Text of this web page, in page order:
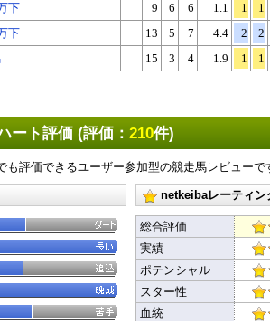
下 9 6 6 1.1 1 1
下 13 5 7 4.4 2 2
15 3 4 1.9 1 1
ート評価 (評価： 210件)
評価できるユーザー参加型の競走馬レビューで
netkeibaレーティン
総合評価
実績
ポテンシャル
スター性
血統